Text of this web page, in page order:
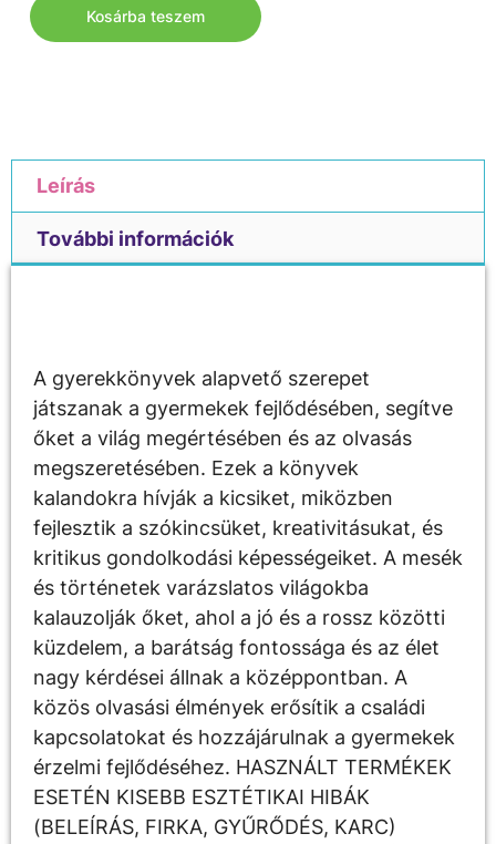
Kosárba teszem
Leírás
További információk
A gyerekkönyvek alapvető szerepet
játszanak a gyermekek fejlődésében, segítve
őket a világ megértésében és az olvasás
megszeretésében. Ezek a könyvek
kalandokra hívják a kicsiket, miközben
fejlesztik a szókincsüket, kreativitásukat, és
kritikus gondolkodási képességeiket. A mesék
és történetek varázslatos világokba
kalauzolják őket, ahol a jó és a rossz közötti
küzdelem, a barátság fontossága és az élet
nagy kérdései állnak a középpontban. A
közös olvasási élmények erősítik a családi
kapcsolatokat és hozzájárulnak a gyermekek
érzelmi fejlődéséhez. HASZNÁLT TERMÉKEK
ESETÉN KISEBB ESZTÉTIKAI HIBÁK
(BELEÍRÁS, FIRKA, GYŰRŐDÉS, KARC)